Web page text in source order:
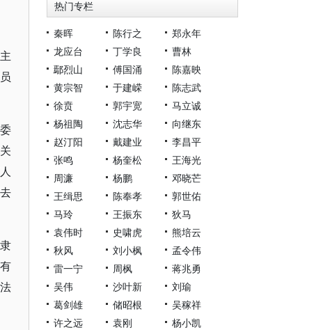
热门专栏
秦晖 陈行之
郑永年
龙应台
丁学良
曹林
鄢烈山
傅国涌
陈嘉映
黄宗智
于建嵘
陈志武
徐贲
郭宇宽
马立诚
杨祖陶
沈志华
向继东
赵汀阳
戴建业
李昌平
张鸣
杨奎松
王海光
周濂
杨鹏
邓晓芒
王缉思
陈奉孝
郭世佑
马玲
王振东
狄马
袁伟时
史啸虎
熊培云
秋风
刘小枫
孟令伟
雷一宁
周枫
蒋兆勇
吴伟
沙叶新
刘瑜
葛剑雄
储昭根
吴稼祥
许之远
袁刚
杨小凯